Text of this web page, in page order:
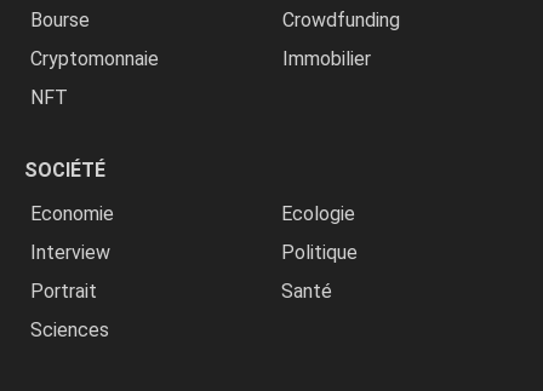
Bourse
Crowdfunding
Cryptomonnaie
Immobilier
NFT
SOCIÉTÉ
Economie
Ecologie
Interview
Politique
Portrait
Santé
Sciences